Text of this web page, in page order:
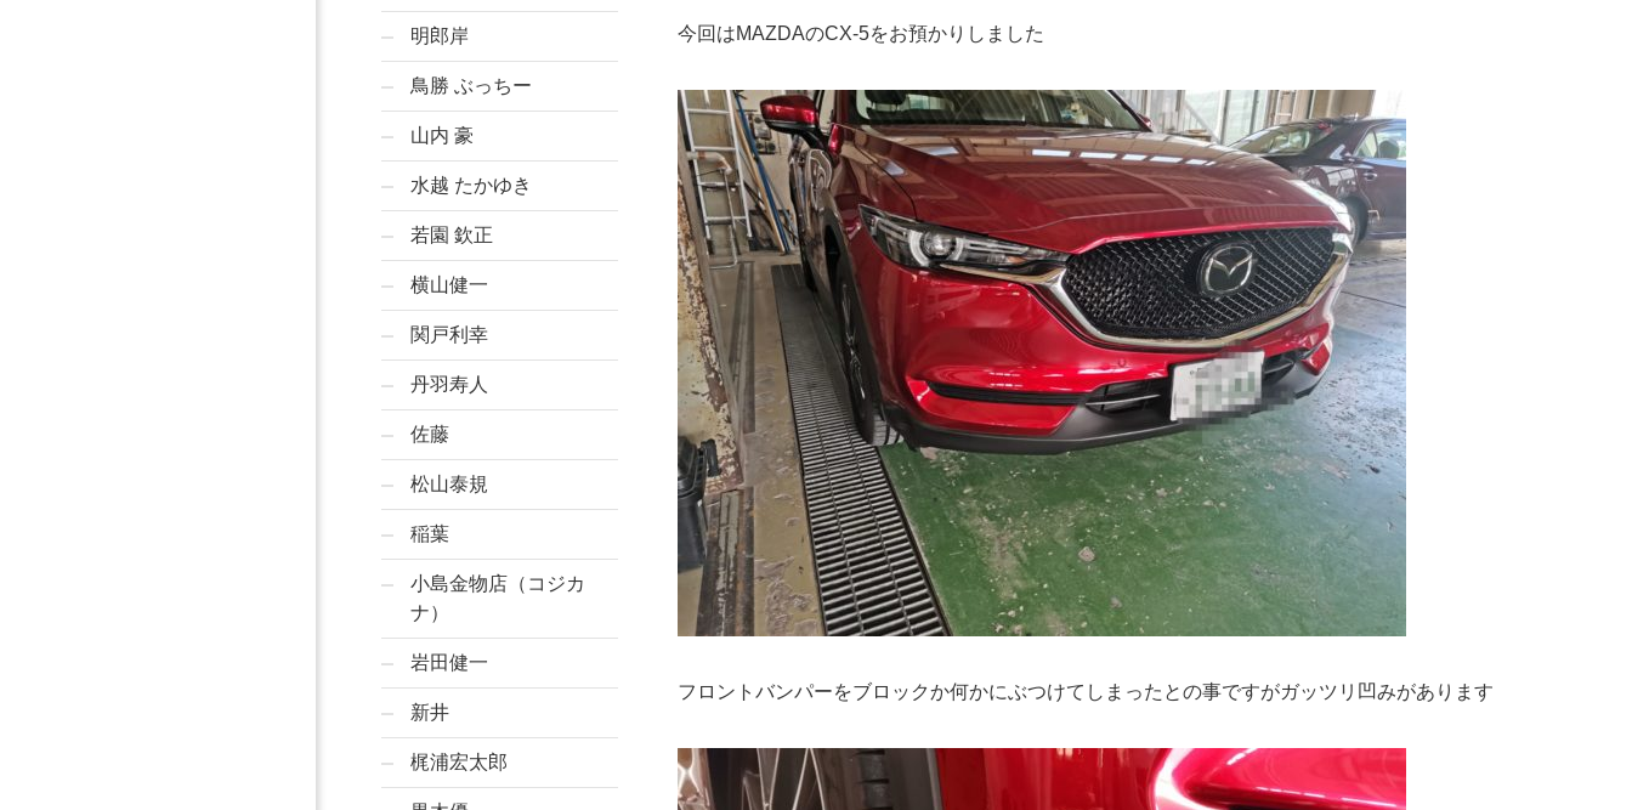
今回はMAZDAのCX-5をお預かりしました
フロントバンパーをブロックか何かにぶつけてしまったとの事ですがガッツリ凹みがあります
明郎岸
鳥勝 ぶっちー
山内 豪
水越 たかゆき
若園 欽正
横山健一
関戸利幸
丹羽寿人
佐藤
松山泰規
稲葉
小島金物店（コジカ
ナ）
岩田健一
新井
梶浦宏太郎